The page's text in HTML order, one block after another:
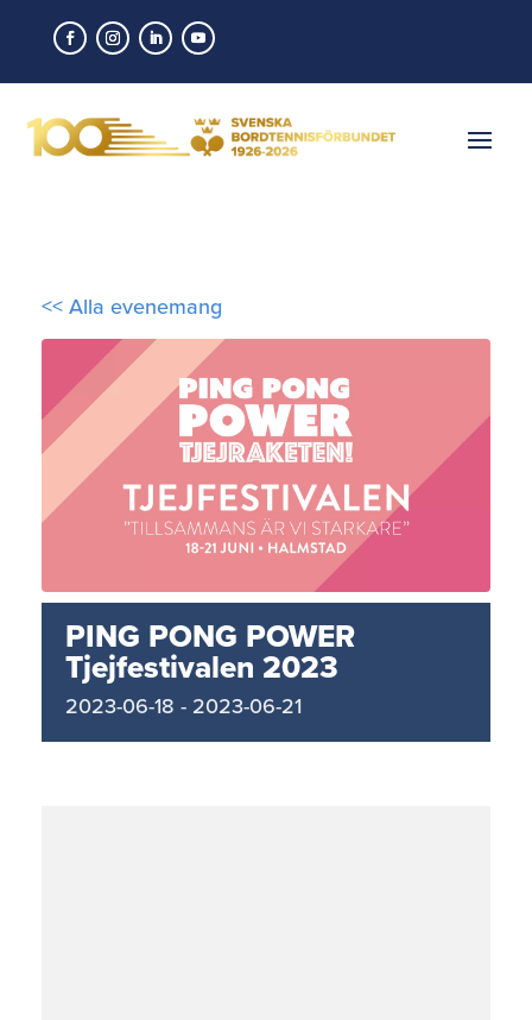
<< Alla evenemang
PING PONG POWER
Tjejfestivalen 2023
2023-06-18 - 2023-06-21